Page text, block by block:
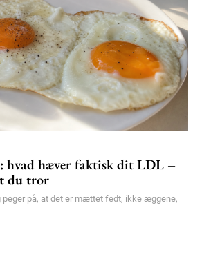
hvad hæver faktisk dit LDL –
du tror
peger på, at det er mættet fedt, ikke æggene,